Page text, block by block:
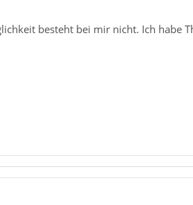
besteht bei mir nicht. Ich habe